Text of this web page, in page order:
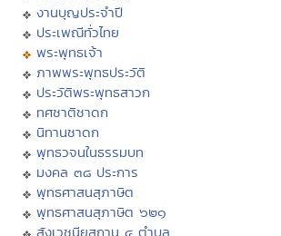
งานบุญประจำปี
ประเพณีทั่วไทย
พระพุทธเจ้า
ภาพพระพุทธประวัติ
ประวัติพระพุทธสาวก
ทศชาติชาดก
นิทานชาดก
พุทธวจนในธรรมบท
มงคล ๓๘ ประการ
พุทธศาสนสุภาษิต
พุทธศาสนสุภาษิต ๖๒๑